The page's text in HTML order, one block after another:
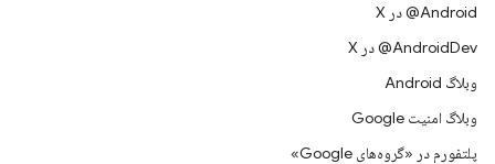
‫‎@Android در X
‫‎@AndroidDev در X
وبلاگ Android
وبلاگ امنیت Google
پلتفورم در «گروه‌های Google»